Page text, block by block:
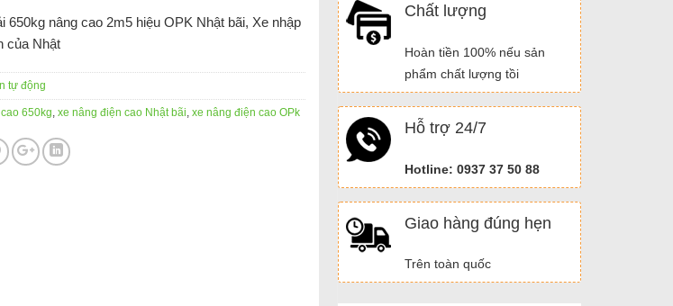
Chất lượng
Hoàn tiền 100% nếu sản
phẩm chất lượng tồi
Hỗ trợ 24/7
Hotline: 0937 37 50 88
Giao hàng đúng hẹn
Trên toàn quốc
650kg nâng cao 2m5 hiệu OPK Nhật bãi, Xe nhập
của Nhật
tự động
650kg, xe nâng điện cao Nhật bãi, xe nâng điện cao OPk